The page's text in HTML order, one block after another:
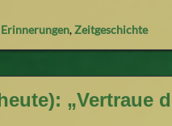
Erinnerungen,Zeitgeschichte
„Vertraue